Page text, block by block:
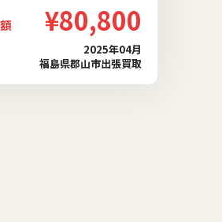
¥80,800
2025年04月
福島県郡山市出張買取